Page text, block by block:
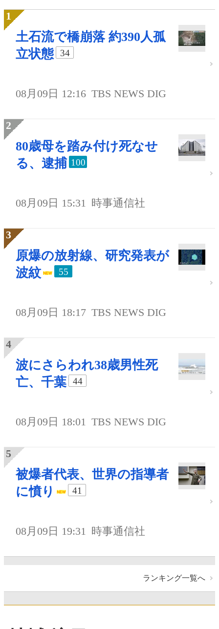
土石流で橋崩落 約390人孤
立状態
34
08月09日 12:16 TBS NEWS DIG
80歳母を踏み付け死なせ
る、逮捕 100
08月09日 15:31 時事通信社
原爆の放射線、研究発表が
波紋
55
08月09日 18:17 TBS NEWS DIG
波にさらわれ38歳男性死
亡、千葉
44
08月09日 18:01 TBS NEWS DIG
被爆者代表、世界の指導者
に憤り
41
08月09日 19:31 時事通信社
ランキング一覧へ